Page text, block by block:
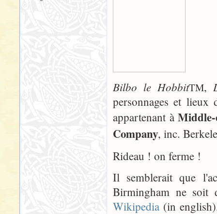
Bilbo le HobbitTM,
personnages et lieux
appartenant à
Company, inc.
Rideau ! on ferme !
Il semblerait que
Birmingham ne
Wikipedia (in